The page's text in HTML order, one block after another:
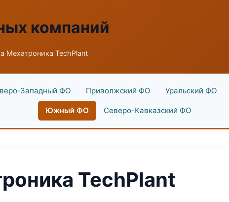
компаний
Мехатроника TechPlant
Западный ФО Приволжский ФО Уральский ФО
Южный ФО Северо-Кавказский ФО
TechPlant